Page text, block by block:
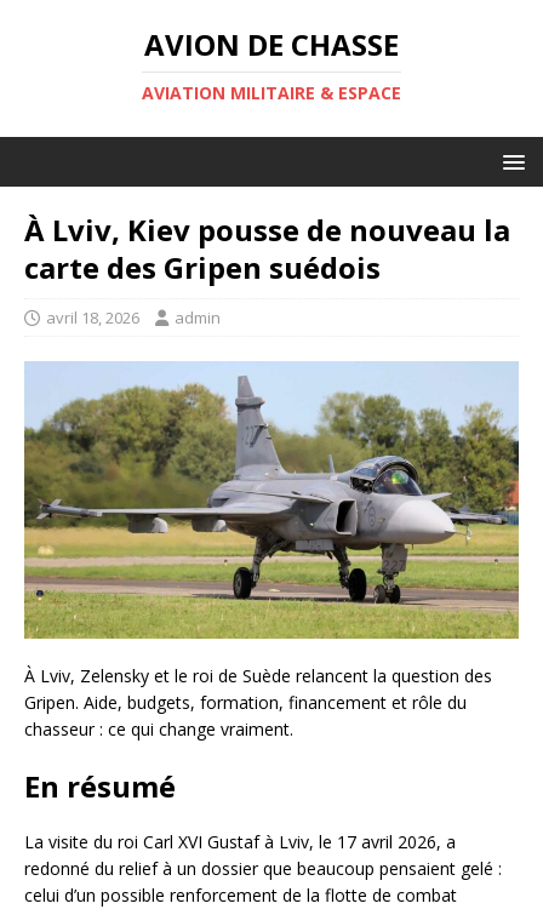
AVION DE CHASSE
AVIATION MILITAIRE & ESPACE
À Lviv, Kiev pousse de nouveau la
carte des Gripen suédois
avril 18, 2026 admin
À Lviv, Zelensky et le roi de Suède relancent la question des
Gripen. Aide, budgets, formation, financement et rôle du
chasseur : ce qui change vraiment.
En résumé
La visite du roi Carl XVI Gustaf à Lviv, le 17 avril 2026, a
redonné du relief à un dossier que beaucoup pensaient gelé :
celui d’un possible renforcement de la flotte de combat